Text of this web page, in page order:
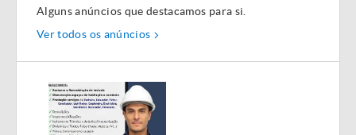
Alguns anúncios que destacamos para si.
Ver todos os anúncios